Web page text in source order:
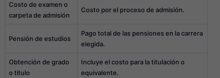
Costo de examen o
carpeta de admisión
Costo por el proceso de admisión.
Pensión de estudios
Pago total de las pensiones en la carrera
elegida.
Obtención de grado
o título
Incluye el costo para la titulación o
equivalente.